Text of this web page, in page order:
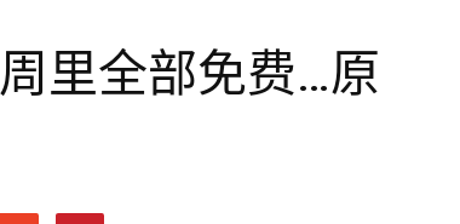
里全部免费…原